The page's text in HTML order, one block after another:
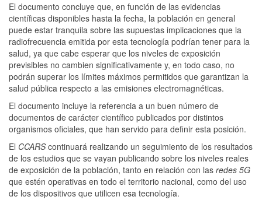
El documento concluye que, en función de las evidencias
científicas disponibles hasta la fecha, la población en general
puede estar tranquila sobre las supuestas implicaciones que la
radiofrecuencia emitida por esta tecnología podrían tener para la
salud, ya que cabe esperar que los niveles de exposición
previsibles no cambien significativamente y, en todo caso, no
podrán superar los límites máximos permitidos que garantizan la
salud pública respecto a las emisiones electromagnéticas.
El documento incluye la referencia a un buen número de
documentos de carácter científico publicados por distintos
organismos oficiales, que han servido para definir esta posición.
El CCARScontinuará realizando un seguimiento de los resultados
de los estudios que se vayan publicando sobre los niveles reales
de exposición de la población, tanto en relación con las redes 5G
que estén operativas en todo el territorio nacional, como del uso
de los dispositivos que utilicen esa tecnología.